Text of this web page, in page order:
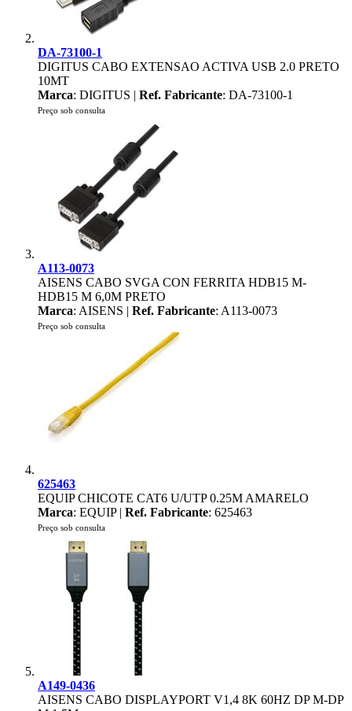
DA-73100-1
DIGITUS CABO EXTENSAO ACTIVA USB 2.0 PRETO
10MT
Marca: DIGITUS | Ref. Fabricante: DA-73100-1
Preço sob consulta
A113-0073
AISENS CABO SVGA CON FERRITA HDB15 M-
HDB15 M 6,0M PRETO
Marca: AISENS | Ref. Fabricante: A113-0073
Preço sob consulta
625463
EQUIP CHICOTE CAT6 U/UTP 0.25M AMARELO
Marca: EQUIP | Ref. Fabricante: 625463
Preço sob consulta
A149-0436
AISENS CABO DISPLAYPORT V1,4 8K 60HZ DP M-DP